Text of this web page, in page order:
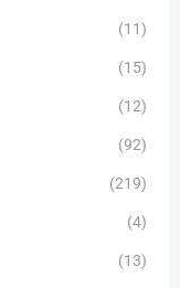
(11)
(15)
(12)
(92)
(219)
(4)
(13)